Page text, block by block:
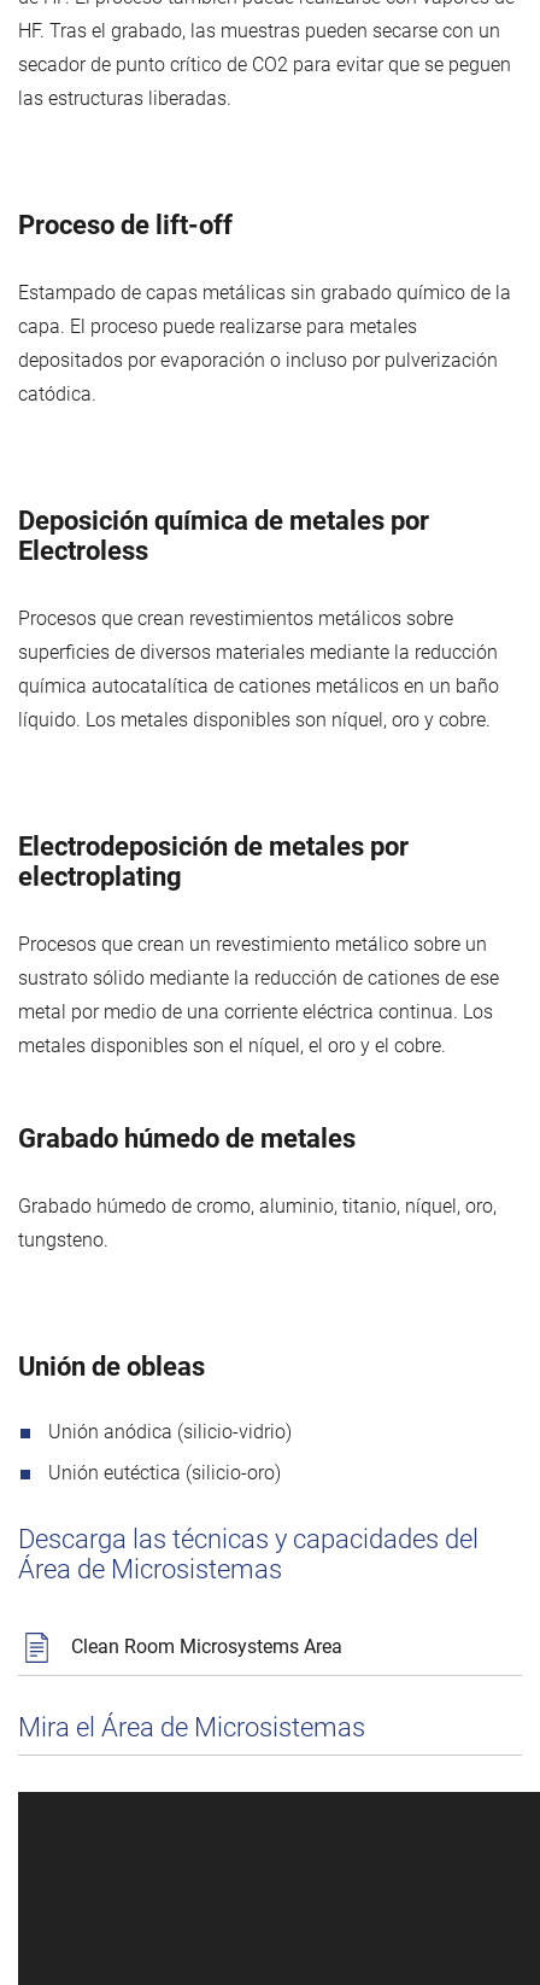
HF. Tras el grabado, las muestras pueden secarse con un
secador de punto crítico de CO2 para evitar que se peguen
las estructuras liberadas.
Proceso de lift-off
Estampado de capas metálicas sin grabado químico de la
capa. El proceso puede realizarse para metales
depositados por evaporación o incluso por pulverización
catódica.
Deposición química de metales por
Electroless
Procesos que crean revestimientos metálicos sobre
superficies de diversos materiales mediante la reducción
química autocatalítica de cationes metálicos en un baño
líquido. Los metales disponibles son níquel, oro y cobre.
Electrodeposición de metales por
electroplating
Procesos que crean un revestimiento metálico sobre un
sustrato sólido mediante la reducción de cationes de ese
metal por medio de una corriente eléctrica continua. Los
metales disponibles son el níquel, el oro y el cobre.
Grabado húmedo de metales
Grabado húmedo de cromo, aluminio, titanio, níquel, oro,
tungsteno.
Unión de obleas
Unión anódica (silicio-vidrio)
Unión eutéctica (silicio-oro)
Descarga las técnicas y capacidades del
Área de Microsistemas
Clean Room Microsystems Area
Mira el Área de Microsistemas